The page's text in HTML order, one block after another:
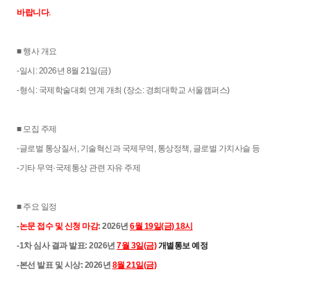
바랍니다.
■ 행사 개요
-일시: 2026년 8월 21일(금)
-형식: 국제학술대회 연계 개최 (장소: 경희대학교 서울캠퍼스)
■ 모집 주제
-글로벌 통상질서, 기술혁신과 국제무역, 통상정책, 글로벌 가치사슬 등
-기타 무역·국제통상 관련 자유 주제
■ 주요 일정
-논문 접수 및 신청 마감: 2026년 6월 19일(금) 18시
-1차 심사 결과 발표: 2026년 7월 3일(금) 개별통보 예정
-본선 발표 및 시상: 2026년 8월 21일(금)